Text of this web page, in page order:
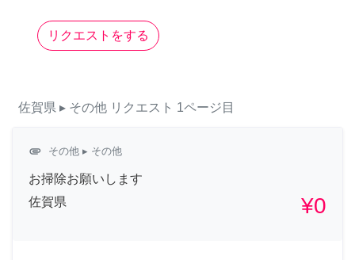
リクエストをする
佐賀県 ▸ その他 リクエスト 1ページ目
attachment その他 ▸ その他
お掃除お願いします
佐賀県
¥0